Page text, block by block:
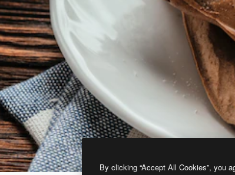
By clicking “Accept All Cookies”, you